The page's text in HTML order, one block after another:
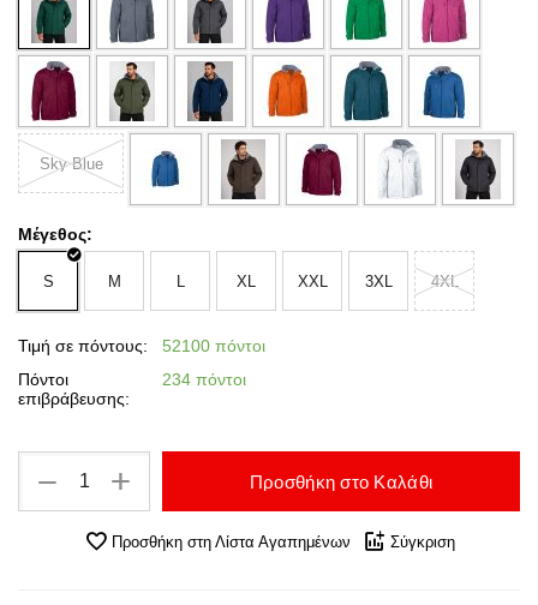
Sky Blue
Μέγεθος:
S M L XL XXL 3XL 4XL
Τιμή σε πόντους:
52100 πόντοι
Πόντοι
επιβράβευσης:
234 πόντοι
+
− Προσθήκη στο Καλάθι
Προσθήκη στη Λίστα Αγαπημένων Σύγκριση